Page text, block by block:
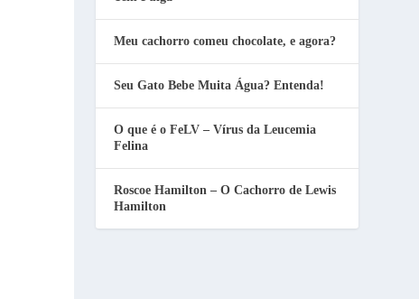
Meu cachorro comeu chocolate, e agora?
Seu Gato Bebe Muita Água? Entenda!
O que é o FeLV – Vírus da Leucemia
Felina
Roscoe Hamilton – O Cachorro de Lewis
Hamilton